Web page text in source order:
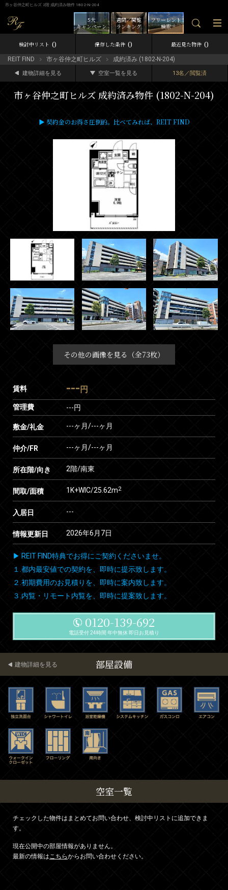
市ヶ谷仲之町ヒルズ 2階 成約済み物件 1802-N-204
フリーレント
検索
週間／閲覧
ランキング
5大
キャンペーン
検討中リスト 0 保存した条件 0 最近見た物件 0
REIT FIND 市ヶ谷仲之町ヒルズ 成約済み (1802-N-204)
建物詳細を見る 空室一覧を見る 13名／閲覧済
市ヶ谷仲之町ヒルズ 成約済み物件 (1802-N-204)
▶ 契約金のお得さ圧倒的。比べてみれば、REIT FIND
その他の画像を見る（全73枚）
賃料 --- 円
管理費 ---円
敷金/礼金 ---ヶ月/---ヶ月
仲介/FR ---ヶ月/---ヶ月
所在階/向き 2階/南東
間取/面積 1K+WIC/25.62m2
入居日 ---
情報更新日 2026年6月7日
▶ REIT FIND特典でお得にご契約くださいませ。
１.都内最安値での契約を、即時に提示致します。
２.初期費用のお見積りを、即時に案内致します。
３.内覧・リモート内覧を、即時に提案致します。
0120-139-692
電話受付 24時間 年中無休 即日お見積り
部屋設備
建物詳細を見る
空室一覧
チェックした物件はまとめてお問い合わせ、検討中リストに追加できま
す。
現在公開中の部屋情報がありません。
最新の情報はこちらからお問い合わせください。